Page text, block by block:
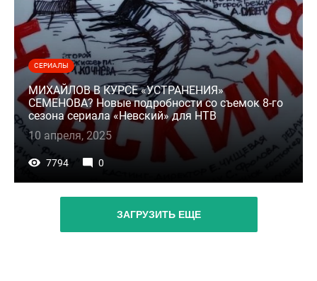
СЕРИАЛЫ
МИХАЙЛОВ В КУРСЕ «УСТРАНЕНИЯ»
СЕМЕНОВА? Новые подробности со съемок 8-го
сезона сериала «Невский» для НТВ
10 апреля, 2025
7794 0
ЗАГРУЗИТЬ ЕЩЕ